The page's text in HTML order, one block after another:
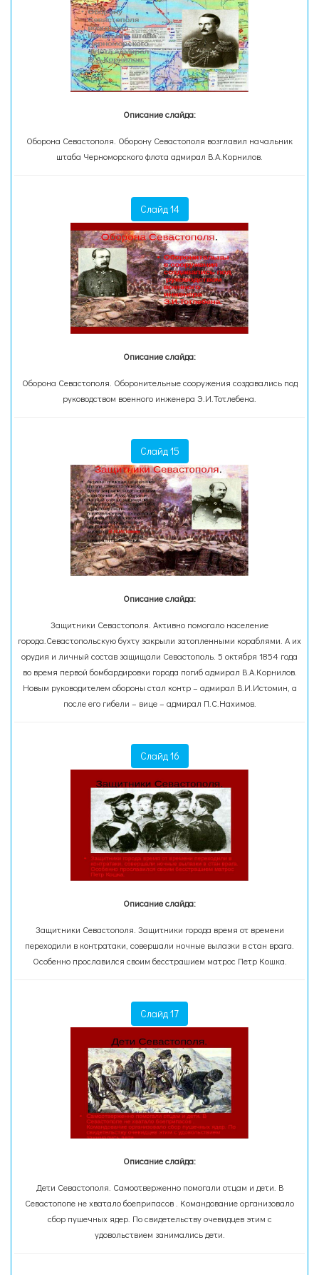
Описание слайда:
Оборона Севастополя. Оборону Севастополя возглавил начальник
штаба Черноморского флота адмирал В.А.Корнилов.
Слайд 14
Описание слайда:
Оборона Севастополя. Оборонительные сооружения создавались под
руководством военного инженера Э.И.Тотлебена.
Слайд 15
Описание слайда:
Защитники Севастополя. Активно помогало население
города.Севастопольскую бухту закрыли затопленными кораблями. А их
орудия и личный состав защищали Севастополь. 5 октября 1854 года
во время первой бомбардировки города погиб адмирал В.А.Корнилов.
Новым руководителем обороны стал контр – адмирал В.И.Истомин, а
после его гибели – вице – адмирал П.С.Нахимов.
Слайд 16
Описание слайда:
Защитники Севастополя. Защитники города время от времени
переходили в контратаки, совершали ночные вылазки в стан врага.
Особенно прославился своим бесстрашием матрос Петр Кошка.
Слайд 17
Описание слайда:
Дети Севастополя. Самоотверженно помогали отцам и дети. В
Севастопопе не хватало боеприпасов . Командование организовало
сбор пушечных ядер. По свидетельству очевидцев этим с
удовольствием занимались дети.